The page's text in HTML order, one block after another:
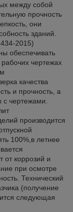
между собой
прочность
они
зданий.
2015)
обеспечивать
чертежах
качества
и прочность, а
с чертежами.
производится
100%,в летнее
коррозий и
при осмотре
Технический
(получение
следующая